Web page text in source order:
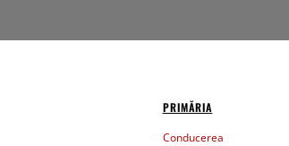
PRIMĂRIA
Conducerea